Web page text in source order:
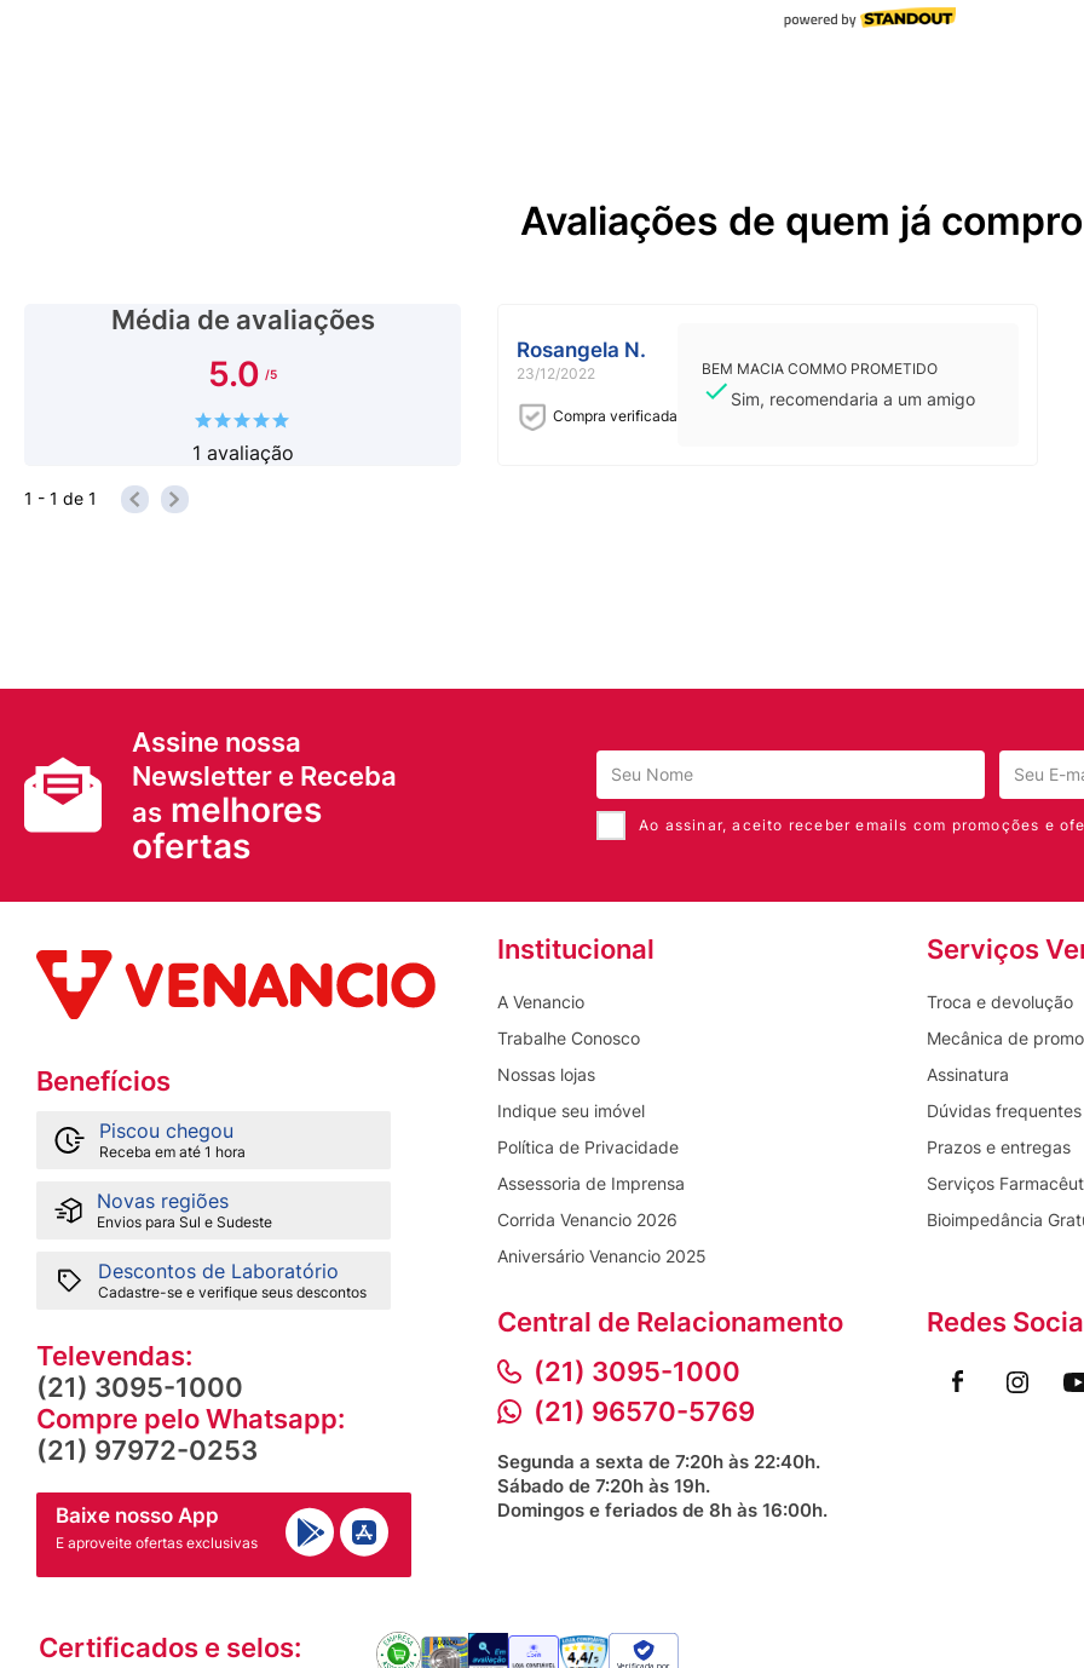
Avaliações de quem já
Média de avaliações
5.0
1 avaliação
Rosangela N.
23/12/2022
Compra verificada
BEM MACIA COMMO PROMETIDO
Sim, recomendaria a um amigo
1 - 1 de 1
Assine nossa
Newsletter e Receba
as melhores
ofertas
Ao assinar, aceito receber emails com promoções e
Benefícios
Piscou chegou
Receba em até 1 hora
Novas regiões
Envios para Sul e Sudeste
Descontos de Laboratório
Cadastre-se e verifique seus descontos
Televendas:
(21) 3095-1000
Compre pelo Whatsapp:
(21) 97972-0253
Baixe nosso App
E aproveite ofertas exclusivas
Institucional
A Venancio
Trabalhe Conosco
Nossas lojas
Indique seu imóvel
Política de Privacidade
Assessoria de Imprensa
Corrida Venancio 2026
Aniversário Venancio 2025
Serviços
Troca e devolução
Mecânica de
Assinatura
Dúvidas frequentes
Prazos e entregas
Serviços
Bioimpedância
Central de Relacionamento
(21) 3095-1000
(21) 96570-5769
Segunda a sexta de 7:20h às 22:40h.
Sábado de 7:20h às 19h.
Domingos e feriados de 8h às 16:00h.
Redes
Certificados e selos: